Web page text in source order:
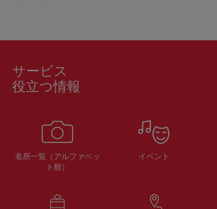
サービス
役立つ情報
名所一覧（アルファベッ
ト順）
イベント